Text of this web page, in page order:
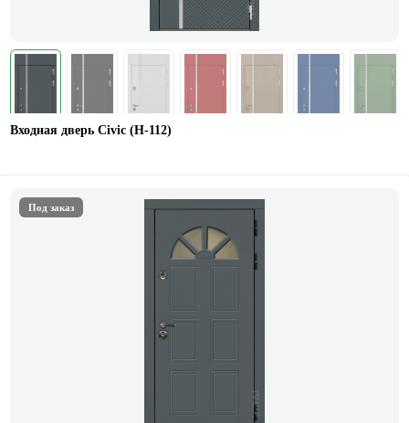
Входная дверь Civic (Н-112)
Под заказ